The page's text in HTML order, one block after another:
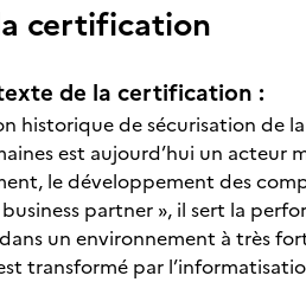
certification
de la certification :
historique de sécurisation de
est aujourd’hui un
le développement des
partner », il sert la
un environnement à très
transformé par